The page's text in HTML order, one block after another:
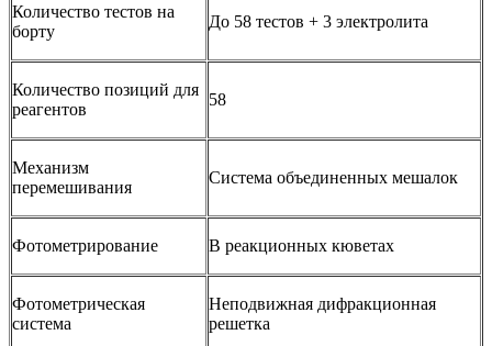
Количество тестов на
борту
До 58 тестов + 3 электролита
Количество позиций для
реагентов
58
Механизм
перемешивания
Система объединенных мешалок
Фотометрирование В реакционных кюветах
Фотометрическая
система
Неподвижная дифракционная
решетка